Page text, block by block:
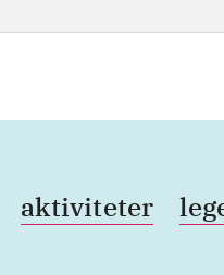
aktiviteter